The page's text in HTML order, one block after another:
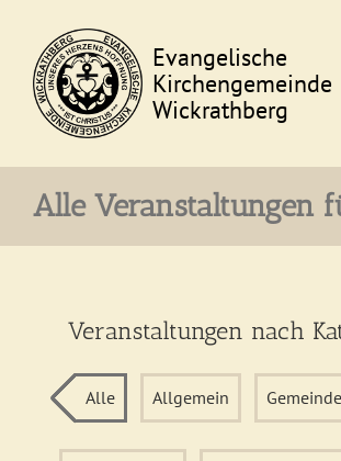
content
Alle Veranstaltungen
Veranstaltungen nach
Alle Allgemein